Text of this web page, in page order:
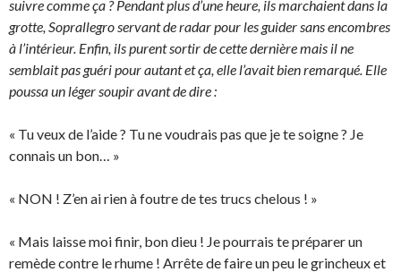
suivre comme ça ? Pendant plus d’une heure, ils marchaient dans la
grotte, Soprallegro servant de radar pour les guider sans encombres
à l’intérieur. Enfin, ils purent sortir de cette dernière mais il ne
semblait pas guéri pour autant et ça, elle l’avait bien remarqué. Elle
poussa un léger soupir avant de dire :
« Tu veux de l’aide ? Tu ne voudrais pas que je te soigne ? Je
connais un bon… »
« NON ! Z’en ai rien à foutre de tes trucs chelous ! »
« Mais laisse moi finir, bon dieu ! Je pourrais te préparer un
remède contre le rhume ! Arrête de faire un peu le grincheux et